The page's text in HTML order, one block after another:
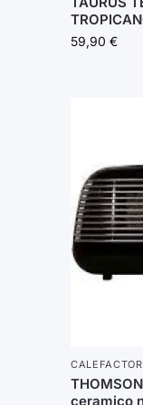
59,90 €
CALEFACTOR
ceramico